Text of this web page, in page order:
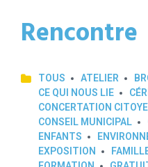
Rencontre
TOUS ATELIER
CE QUI NOUS LIE
CONCERTATION
CONSEIL MUNICIPAL
ENFANTS
EXPOSITION